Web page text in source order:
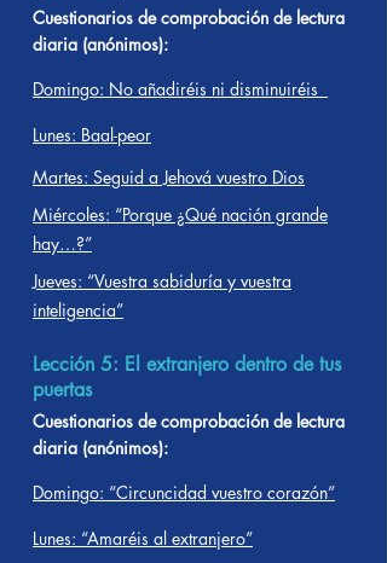
Cuestionarios de comprobación de lectura
diaria (anónimos):
Domingo: No añadiréis ni disminuiréis
Lunes: Baal-peor
Martes: Seguid a Jehová vuestro Dios
Miércoles: “Porque ¿Qué nación grande
hay…?”
Jueves: “Vuestra sabiduría y vuestra
inteligencia”
Lección 5: El extranjero dentro de tus
puertas
Cuestionarios de comprobación de lectura
diaria (anónimos):
Domingo: “Circuncidad vuestro corazón”
Lunes: “Amaréis al extranjero”